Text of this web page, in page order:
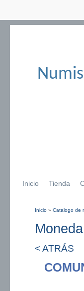
Inicio Tienda
Inicio » Catalogo de
< ATRÁS